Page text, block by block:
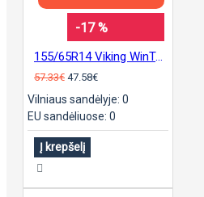
-17 %
155/65R14 Viking WinTech padanga
57.33€ 47.58€
Vilniaus sandėlyje: 0
EU sandėliuose: 0
Į krepšelį